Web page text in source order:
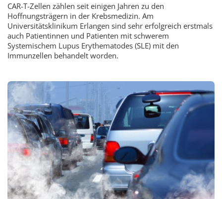
CAR-T-Zellen zählen seit einigen Jahren zu den
Hoffnungsträgern in der Krebsmedizin. Am
Universitätsklinikum Erlangen sind sehr erfolgreich erstmals
auch Patientinnen und Patienten mit schwerem
Systemischem Lupus Erythematodes (SLE) mit den
Immunzellen behandelt worden.